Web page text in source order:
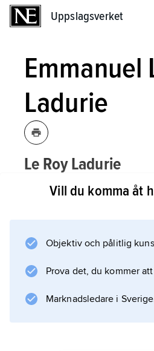
Uppslagsverket
Emmanuel
Ladurie
Le Roy Ladurie
[lərwaladyriʹ],
Bibliothèque Nationale
Emmanuel Le Roy Ladurie
Annalesskolan
Vill du komma åt
Objektiv och pålitlig
Prova det, du kommer
Marknadsledare i